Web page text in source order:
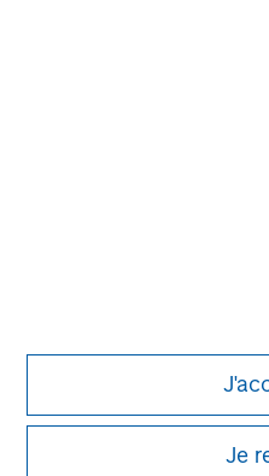
Je
MSIM FMIL (Madrid Branch),
MSIM FMIL
Gallusstraße 18, 60312
Zweigniederlassung (FDI) gem.
(Copenhagen Branch),
Axeltorv2, 1609 Copenhagen V,